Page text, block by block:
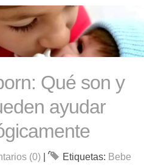
Qué son y
ayudar
(0) Etiquetas: Bebe